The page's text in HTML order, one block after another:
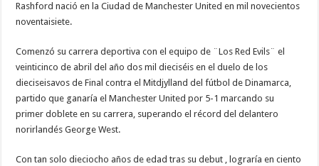
Rashford nació en la Ciudad de Manchester United en mil novecientos
noventaisiete.
Comenzó su carrera deportiva con el equipo de ¨Los Red Evils¨ el
veinticinco de abril del año dos mil dieciséis en el duelo de los
dieciseisavos de Final contra el Mitdjylland del fútbol de Dinamarca,
partido que ganaría el Manchester United por 5-1 marcando su
primer doblete en su carrera, superando el récord del delantero
norirlandés George West.
Con tan solo dieciocho años de edad tras su debut , lograría en ciento